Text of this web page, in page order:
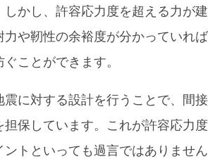
しかし、許容応力度を超える力が
力や靭性の余裕度が分かっていれ
ことができます。
震に対する設計を行うことで、間
担保しています。これが許容応力
ントといっても過言ではありませ